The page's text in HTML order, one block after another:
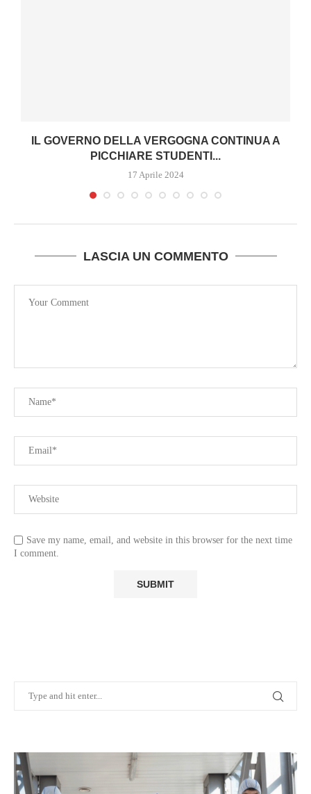
IL GOVERNO DELLA VERGOGNA CONTINUA A
PICCHIARE STUDENTI...
17 Aprile 2024
LASCIA UN COMMENTO
Save my name, email, and website in this browser for the next time
I comment.